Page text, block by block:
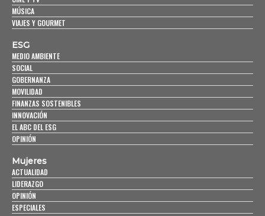
MÚSICA
VIAJES Y GOURMET
ESG
MEDIO AMBIENTE
SOCIAL
GOBERNANZA
MOVILIDAD
FINANZAS SOSTENIBLES
INNOVACIÓN
EL ABC DEL ESG
OPINIÓN
Mujeres
ACTUALIDAD
LIDERAZGO
OPINIÓN
ESPECIALES